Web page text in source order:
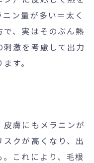
ン量が多い＝太く
、実はそのぶん熱
激を考慮して出力
す。
膚にもメラニンが
クが高くなり、出
これにより、毛根